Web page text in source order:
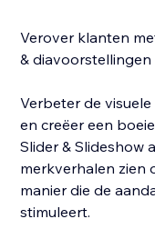
Verover klanten
& diavoorstellingen
Verbeter de
en creëer een
Slider & Slideshow
merkverhalen zien
manier die de
stimuleert.